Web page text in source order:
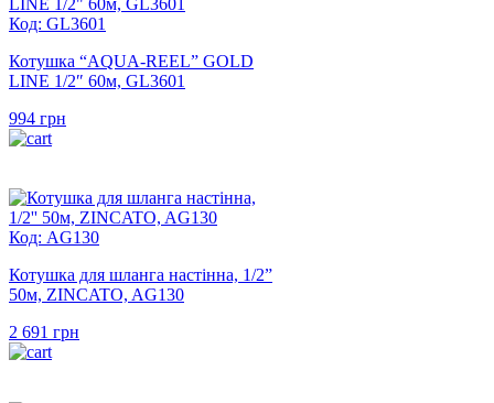
Код: GL3601
Котушка “AQUA-REEL” GOLD
LINE 1/2″ 60м, GL3601
994 грн
Код: AG130
Котушка для шланга настінна, 1/2”
50м, ZINCATO, AG130
2 691 грн